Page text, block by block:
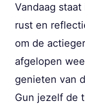
Vandaag
rust en
om de
afgelopen
genieten van
Gun jezelf de